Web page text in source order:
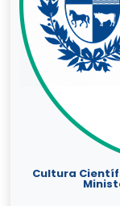
Cultura